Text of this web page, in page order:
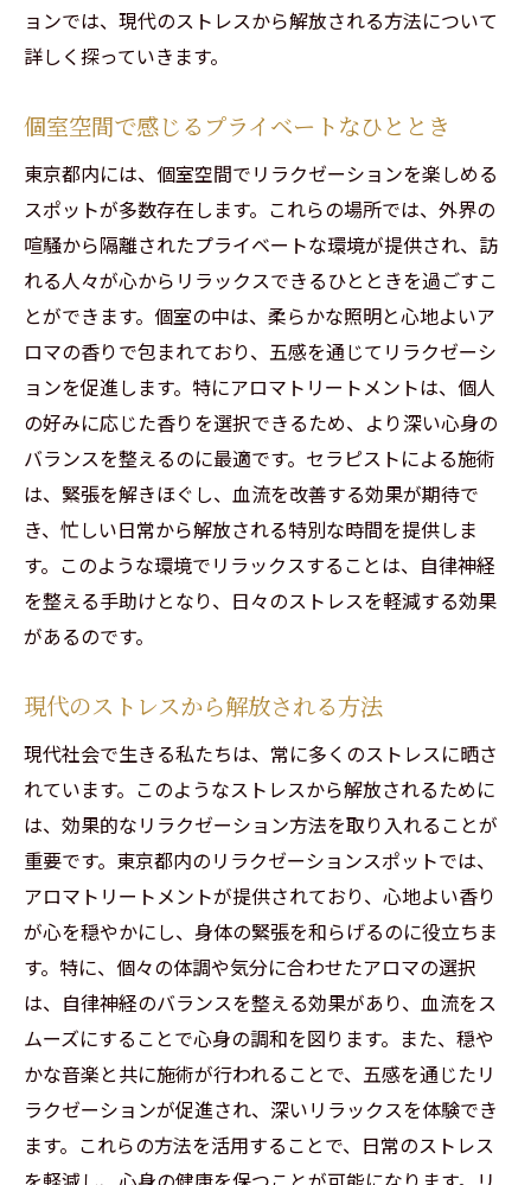
血行促進に役立つアロマブレンド
専門家が推奨するアロマの活用法
香りが持つリラクゼーションの力
アロマテラピーで日常のリフレッシュ
プロフェッショナルな施術で心の安らぎを取り
戻すリラクゼーション
熟練セラピストによる施術の魅力
リラクゼーションで得られる深い癒し
施術者の技術がもたらす安心感
プロフェッショナルによるカスタマイズ施
術
心身をリセットするための施術体験
リラクゼーションで迎える新たな自分
日常を忘れる静寂の中で究極のリラクゼーショ
ンを味わう
静かな環境で心をリセットする
自然と調和する癒しのひととき
リラクゼーションで新たな始まりを迎える
東京都で見つける心を癒すリラクゼーションの
新たな提案
心を癒すための最新トレンド
リラクゼーションの進化と新しい試み
心と体に優しい新サービスの紹介
都会生活に最適なリラクゼーションの選び
方
未来志向のリラクゼーション体験
ョンでは、現代のストレスから解放される方法について
詳しく探っていきます。
個室空間で感じるプライベートなひととき
東京都内には、個室空間でリラクゼーションを楽しめる
スポットが多数存在します。これらの場所では、外界の
喧騒から隔離されたプライベートな環境が提供され、訪
れる人々が心からリラックスできるひとときを過ごすこ
とができます。個室の中は、柔らかな照明と心地よいア
ロマの香りで包まれており、五感を通じてリラクゼーシ
ョンを促進します。特にアロマトリートメントは、個人
の好みに応じた香りを選択できるため、より深い心身の
バランスを整えるのに最適です。セラピストによる施術
は、緊張を解きほぐし、血流を改善する効果が期待で
き、忙しい日常から解放される特別な時間を提供しま
す。このような環境でリラックスすることは、自律神経
を整える手助けとなり、日々のストレスを軽減する効果
があるのです。
現代のストレスから解放される方法
現代社会で生きる私たちは、常に多くのストレスに晒さ
れています。このようなストレスから解放されるために
は、効果的なリラクゼーション方法を取り入れることが
重要です。東京都内のリラクゼーションスポットでは、
アロマトリートメントが提供されており、心地よい香り
が心を穏やかにし、身体の緊張を和らげるのに役立ちま
す。特に、個々の体調や気分に合わせたアロマの選択
は、自律神経のバランスを整える効果があり、血流をス
ムーズにすることで心身の調和を図ります。また、穏や
かな音楽と共に施術が行われることで、五感を通じたリ
ラクゼーションが促進され、深いリラックスを体験でき
ます。これらの方法を活用することで、日常のストレス